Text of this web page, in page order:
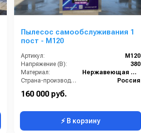
Пылесос самообслуживания 1
пост - М120
Артикул:
М120
Напряжение (В):
380
Материал:
Нержавеющая Сталь
Страна-производитель:
Россия
160 000 руб.
⚡ В корзину